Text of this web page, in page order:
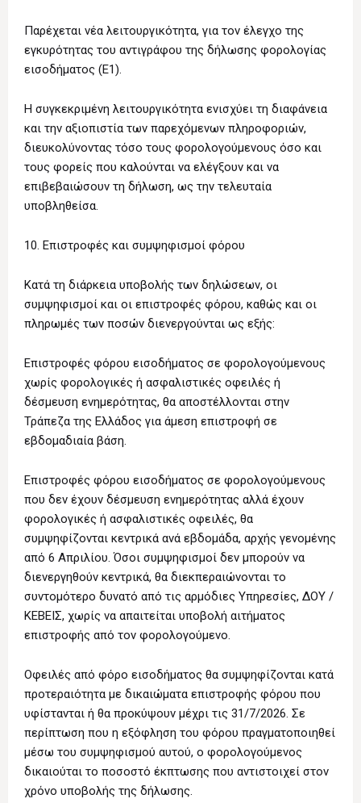
Παρέχεται νέα λειτουργικότητα, για τον έλεγχο της
εγκυρότητας του αντιγράφου της δήλωσης φορολογίας
εισοδήματος (Ε1).
Η συγκεκριμένη λειτουργικότητα ενισχύει τη διαφάνεια
και την αξιοπιστία των παρεχόμενων πληροφοριών,
διευκολύνοντας τόσο τους φορολογούμενους όσο και
τους φορείς που καλούνται να ελέγξουν και να
επιβεβαιώσουν τη δήλωση, ως την τελευταία
υποβληθείσα.
10. Επιστροφές και συμψηφισμοί φόρου
Κατά τη διάρκεια υποβολής των δηλώσεων, οι
συμψηφισμοί και οι επιστροφές φόρου, καθώς και οι
πληρωμές των ποσών διενεργούνται ως εξής:
Επιστροφές φόρου εισοδήματος σε φορολογούμενους
χωρίς φορολογικές ή ασφαλιστικές οφειλές ή
δέσμευση ενημερότητας, θα αποστέλλονται στην
Τράπεζα της Ελλάδος για άμεση επιστροφή σε
εβδομαδιαία βάση.
Επιστροφές φόρου εισοδήματος σε φορολογούμενους
που δεν έχουν δέσμευση ενημερότητας αλλά έχουν
φορολογικές ή ασφαλιστικές οφειλές, θα
συμψηφίζονται κεντρικά ανά εβδομάδα, αρχής γενομένης
από 6 Απριλίου. Όσοι συμψηφισμοί δεν μπορούν να
διενεργηθούν κεντρικά, θα διεκπεραιώνονται το
συντομότερο δυνατό από τις αρμόδιες Υπηρεσίες, ΔΟΥ /
ΚΕΒΕΙΣ, χωρίς να απαιτείται υποβολή αιτήματος
επιστροφής από τον φορολογούμενο.
Οφειλές από φόρο εισοδήματος θα συμψηφίζονται κατά
προτεραιότητα με δικαιώματα επιστροφής φόρου που
υφίστανται ή θα προκύψουν μέχρι τις 31/7/2026. Σε
περίπτωση που η εξόφληση του φόρου πραγματοποιηθεί
μέσω του συμψηφισμού αυτού, ο φορολογούμενος
δικαιούται το ποσοστό έκπτωσης που αντιστοιχεί στον
χρόνο υποβολής της δήλωσης.